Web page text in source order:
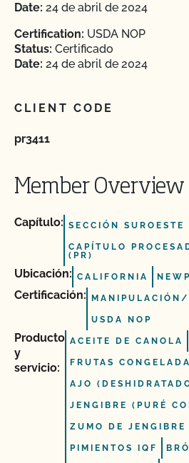
Date: 24 de abril de 2024
Certification: USDA NOP
Status: Certificado
Date: 24 de abril de 2024
CLIENT CODE
pr3411
Member Overview
Capítulo: SECCIÓN
CAPÍTULO
(PR)
Ubicación: CALIFORNIA
Certificación: MANIPULACIÓN/
USDA NOP
Producto
y
servicio:
ACEITE DE CANOLA
FRUTAS
AJO
JENGIBRE (PURÉ
ZUMO DE JENGIBRE
PIMIENTOS IQF